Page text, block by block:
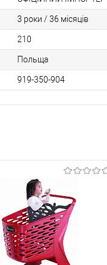
3 роки / 36 місяців
210
Польща
919-350-904